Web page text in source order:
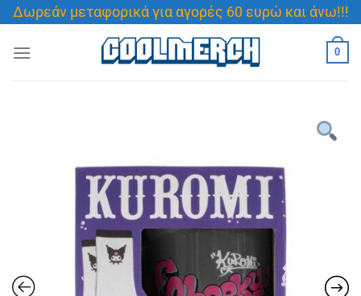
Μετάβαση
στο
περιεχόμενο
Δωρεάν μεταφορικά για αγορές 60 ευρώ και άνω!!!
0